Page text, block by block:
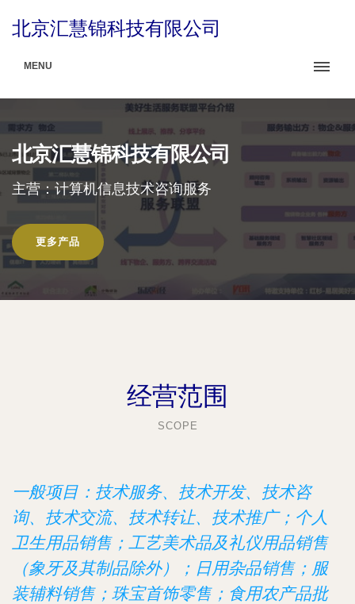
北京汇慧锦科技有限公司
MENU
北京汇慧锦科技有限公司
主营：计算机信息技术咨询服务
更多产品
经营范围
SCOPE
一般项目：技术服务、技术开发、技术咨
询、技术交流、技术转让、技术推广；个人
卫生用品销售；工艺美术品及礼仪用品销售
（象牙及其制品除外）；日用杂品销售；服
装辅料销售；珠宝首饰零售；食用农产品批